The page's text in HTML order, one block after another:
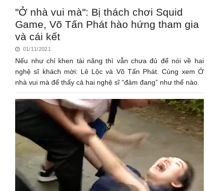
"Ở nhà vui mà": Bị thách chơi Squid
Game, Võ Tấn Phát hào hứng tham gia
và cái kết
01/11/2021
Nếu như chỉ khen tài năng thì vẫn chưa đủ để nói về hai
nghệ sĩ khách mời: Lê Lộc và Võ Tấn Phát. Cùng xem Ở
nhà vui mà để thấy cả hai nghệ sĩ “đảm đang” như thế nào.